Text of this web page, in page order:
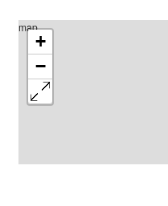
map
+
−